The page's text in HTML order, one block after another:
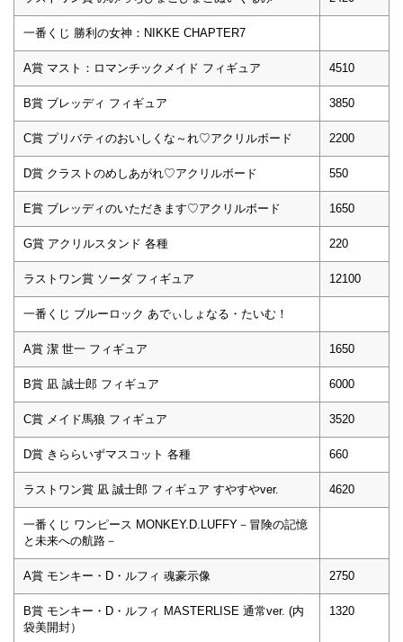
一番くじ 勝利の女神：NIKKE CHAPTER7
A賞 マスト：ロマンチックメイド フィギュア 4510
B賞 ブレッディ フィギュア 3850
C賞 プリバティのおいしくな～れ♡アクリルボード 2200
D賞 クラストのめしあがれ♡アクリルボード 550
E賞 ブレッディのいただきます♡アクリルボード 1650
G賞 アクリルスタンド 各種 220
ラストワン賞 ソーダ フィギュア 12100
一番くじ ブルーロック あでぃしょなる・たいむ！
A賞 潔 世一 フィギュア 1650
B賞 凪 誠士郎 フィギュア 6000
C賞 メイド馬狼 フィギュア 3520
D賞 きららいずマスコット 各種 660
ラストワン賞 凪 誠士郎 フィギュア すやすやver. 4620
一番くじ ワンピース MONKEY.D.LUFFY－冒険の記憶
と未来への航路－
A賞 モンキー・D・ルフィ 魂豪示像 2750
B賞 モンキー・D・ルフィ MASTERLISE 通常ver. (内
袋美開封）
1320